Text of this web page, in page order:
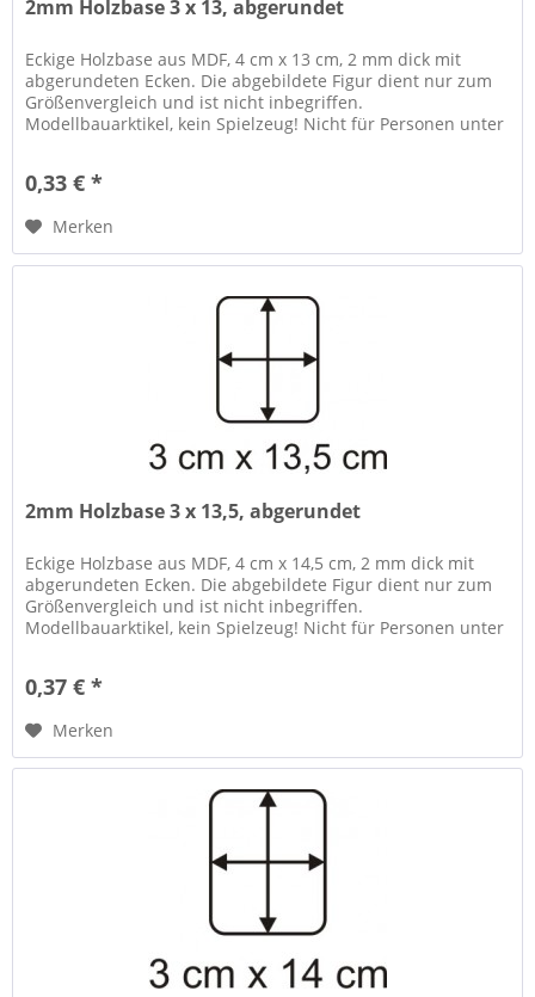
2mm Holzbase 3 x 13, abgerundet
Eckige Holzbase aus MDF, 4 cm x 13 cm, 2 mm dick mit
abgerundeten Ecken. Die abgebildete Figur dient nur zum
Größenvergleich und ist nicht inbegriffen.
Modellbauarktikel, kein Spielzeug! Nicht für Personen unter
0,33 € *
Merken
2mm Holzbase 3 x 13,5, abgerundet
Eckige Holzbase aus MDF, 4 cm x 14,5 cm, 2 mm dick mit
abgerundeten Ecken. Die abgebildete Figur dient nur zum
Größenvergleich und ist nicht inbegriffen.
Modellbauarktikel, kein Spielzeug! Nicht für Personen unter
0,37 € *
Merken